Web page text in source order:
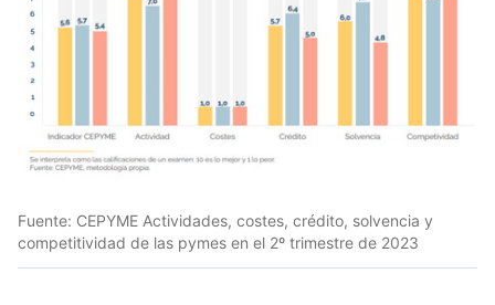
Fuente: CEPYME Actividades, costes, crédito, solvencia y
competitividad de las pymes en el 2º trimestre de 2023